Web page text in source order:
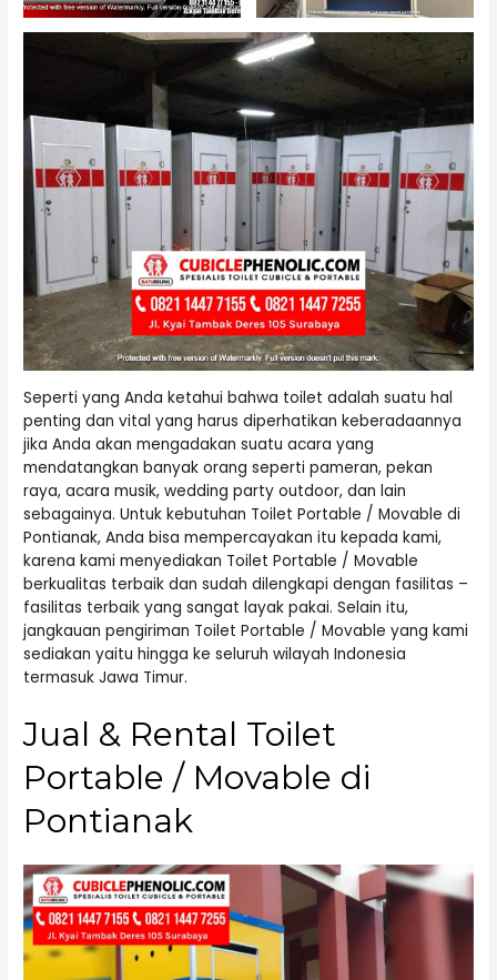
Seperti yang Anda ketahui bahwa toilet adalah suatu hal
penting dan vital yang harus diperhatikan keberadaannya
jika Anda akan mengadakan suatu acara yang
mendatangkan banyak orang seperti pameran, pekan
raya, acara musik, wedding party outdoor, dan lain
sebagainya. Untuk kebutuhan Toilet Portable / Movable di
Pontianak, Anda bisa mempercayakan itu kepada kami,
karena kami menyediakan Toilet Portable / Movable
berkualitas terbaik dan sudah dilengkapi dengan fasilitas –
fasilitas terbaik yang sangat layak pakai. Selain itu,
jangkauan pengiriman Toilet Portable / Movable yang kami
sediakan yaitu hingga ke seluruh wilayah Indonesia
termasuk Jawa Timur.
Jual & Rental Toilet
Portable / Movable di
Pontianak